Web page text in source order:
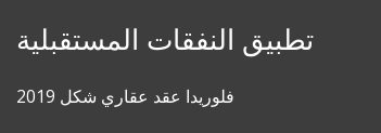
تطبيق النفقات المستقبلية
فلوريدا عقد عقاري شكل 2019